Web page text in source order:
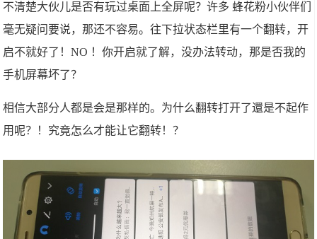
不清楚大伙儿是否有玩过桌面上全屏呢？许多 蜂花粉小伙伴们
毫无疑问要说，那还不容易。往下拉状态栏里有一个翻转，开
启不就好了！NO ！你开启就了解，没办法转动，那是否我的
手机屏幕坏了？
相信大部分人都是会是那样的。为什么翻转打开了還是不起作
用呢？！究竟怎么才能让它翻转！？